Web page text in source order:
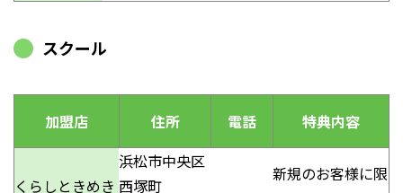
スクール
加盟店 住所 電話 特典内容
くらしときめき
浜松市中央区
西塚町
新規のお客様に限